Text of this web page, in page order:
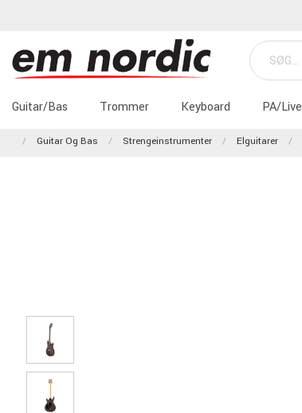
Guitar/Bas Trommer Keyboard PA/Live
Guitar Og Bas Strengeinstrumenter Elguitarer